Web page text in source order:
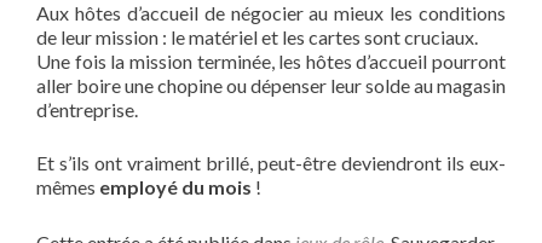
Aux hôtes d’accueil de négocier au mieux les conditions
de leur mission : le matériel et les cartes sont cruciaux.
Une fois la mission terminée, les hôtes d’accueil pourront
aller boire une chopine ou dépenser leur solde au magasin
d’entreprise.
Et s’ils ont vraiment brillé, peut-être deviendront ils eux-
mêmes employé du mois !